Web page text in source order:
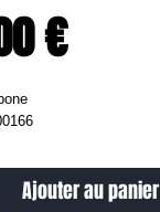
€Prix
Ajouter au panier